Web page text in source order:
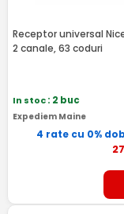
Receptor universal Nice
2 canale, 63 coduri
In stoc: 2 buc
Expediem Maine
4 rate cu 0%